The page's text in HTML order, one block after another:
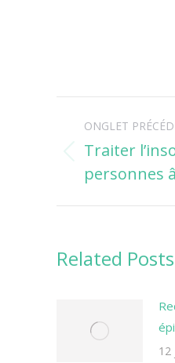
Navigation
ONGLET
Onglet
précédent
Traiter
personnes
Related Posts
12